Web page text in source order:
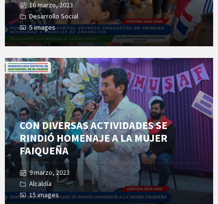
16 marzo, 2023
Desarrollo Social
5 images
CON DIVERSAS ACTIVIDADES SE
RINDIÓ HOMENAJE A LA MUJER
FAIQUEÑA
9 marzo, 2023
Alcaldía
15 images
Open
Gallery